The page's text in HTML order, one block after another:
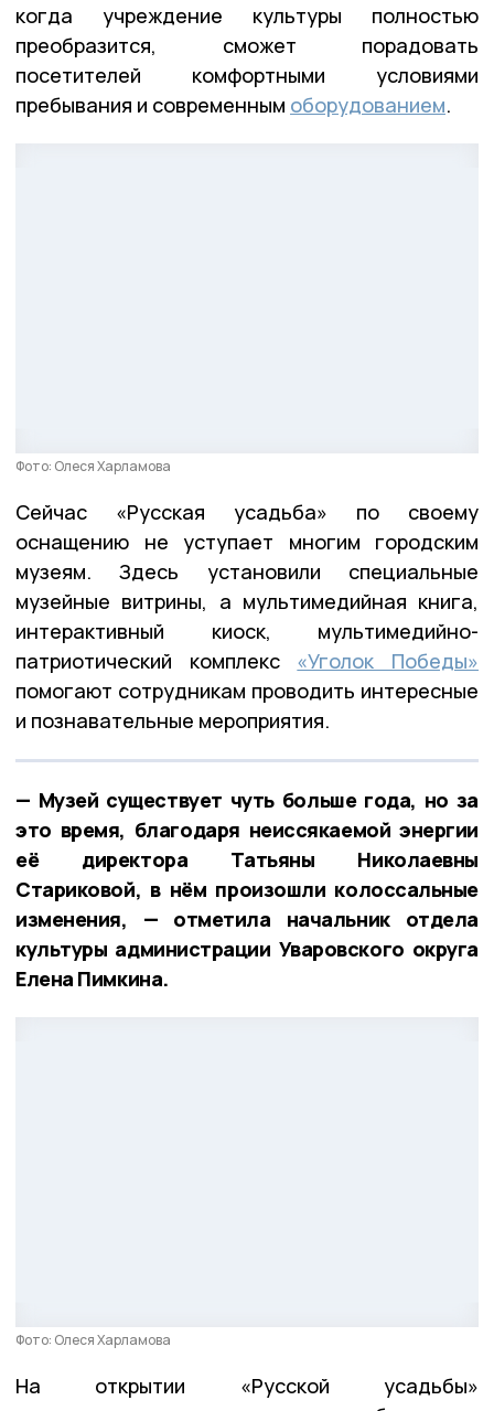
когда учреждение культуры полностью
преобразится, сможет порадовать
посетителей комфортными условиями
пребывания и современным оборудованием.
Фото: Олеся Харламова
Сейчас «Русская усадьба» по своему
оснащению не уступает многим городским
музеям. Здесь установили специальные
музейные витрины, а мультимедийная книга,
интерактивный киоск, мультимедийно-
патриотический комплекс «Уголок Победы»
помогают сотрудникам проводить интересные
и познавательные мероприятия.
— Музей существует чуть больше года, но за
это время, благодаря неиссякаемой энергии
её директора Татьяны Николаевны
Стариковой, в нём произошли колоссальные
изменения, — отметила начальник отдела
культуры администрации Уваровского округа
Елена Пимкина.
Фото: Олеся Харламова
На открытии «Русской усадьбы»